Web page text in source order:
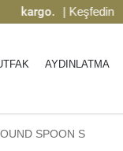
| Keşfedin
AYDINLATMA
SPOON S